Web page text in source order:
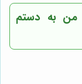
به دستم